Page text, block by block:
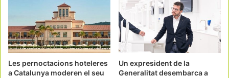
Les pernoctacions hoteleres
a Catalunya moderen el seu
Un expresident de la
Generalitat desembarca a